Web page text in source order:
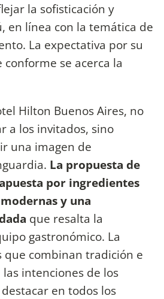
la sofisticación y
en línea con la temática de
La expectativa por su
conforme se acerca la
Hilton Buenos Aires, no
a los invitados, sino
una imagen de
La propuesta de
por ingredientes
y una
que resalta la
gastronómico. La
que combinan tradición e
intenciones de los
en todos los